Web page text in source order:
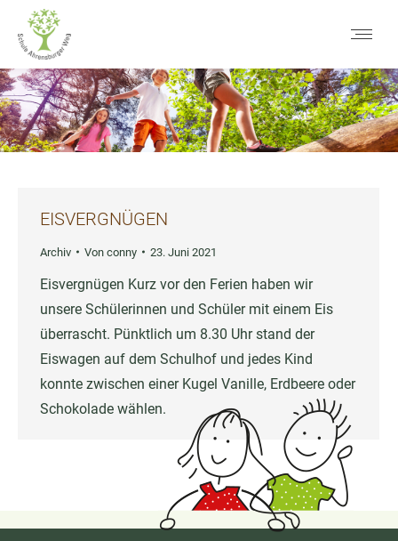
EISVERGNÜGEN
Archiv Von conny 23. Juni 2021
Eisvergnügen Kurz vor den Ferien haben wir
unsere Schülerinnen und Schüler mit einem Eis
überrascht. Pünktlich um 8.30 Uhr stand der
Eiswagen auf dem Schulhof und jedes Kind
konnte zwischen einer Kugel Vanille, Erdbeere oder
Schokolade wählen.